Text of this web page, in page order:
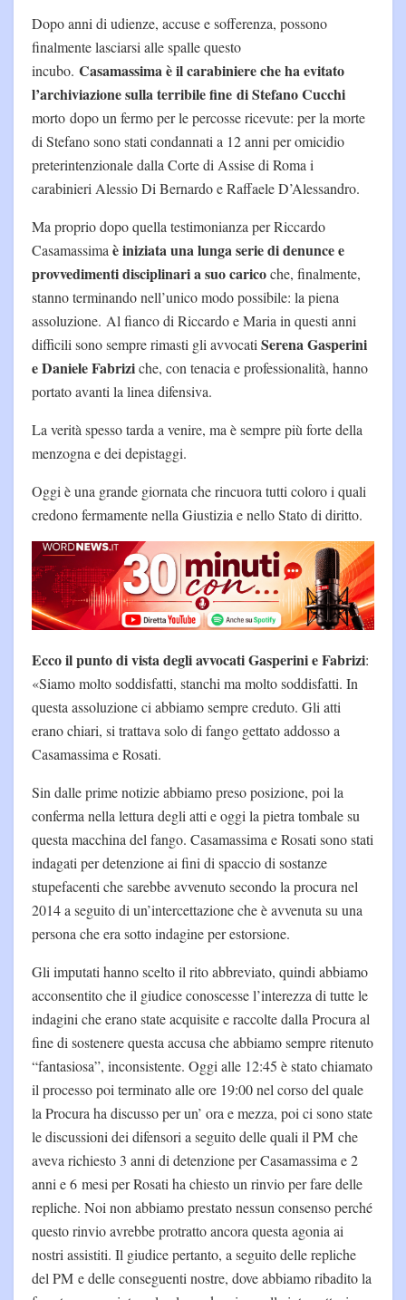
Dopo anni di udienze, accuse e sofferenza, possono
finalmente lasciarsi alle spalle questo
incubo. Casamassima è il carabiniere che ha evitato
l’archiviazione sulla terribile fine di Stefano Cucchi
morto dopo un fermo per le percosse ricevute: per la morte
di Stefano sono stati condannati a 12 anni per omicidio
preterintenzionale dalla Corte di Assise di Roma i
carabinieri Alessio Di Bernardo e Raffaele D’Alessandro.
Ma proprio dopo quella testimonianza per Riccardo
Casamassima è iniziata una lunga serie di denunce e
provvedimenti disciplinari a suo caricoche, finalmente,
stanno terminando nell’unico modo possibile: la piena
assoluzione. Al fianco di Riccardo e Maria in questi anni
difficili sono sempre rimasti gli avvocati Serena Gasperini
e Daniele Fabriziche, con tenacia e professionalità, hanno
portato avanti la linea difensiva.
La verità spesso tarda a venire, ma è sempre più forte della
menzogna e dei depistaggi.
Oggi è una grande giornata che rincuora tutti coloro i quali
credono fermamente nella Giustizia e nello Stato di diritto.
Ecco il punto di vista degli avvocati Gasperini e Fabrizi:
«Siamo molto soddisfatti, stanchi ma molto soddisfatti. In
questa assoluzione ci abbiamo sempre creduto. Gli atti
erano chiari, si trattava solo di fango gettato addosso a
Casamassima e Rosati.
Sin dalle prime notizie abbiamo preso posizione, poi la
conferma nella lettura degli atti e oggi la pietra tombale su
questa macchina del fango. Casamassima e Rosati sono stati
indagati per detenzione ai fini di spaccio di sostanze
stupefacenti che sarebbe avvenuto secondo la procura nel
2014 a seguito di un’intercettazione che è avvenuta su una
persona che era sotto indagine per estorsione.
Gli imputati hanno scelto il rito abbreviato, quindi abbiamo
acconsentito che il giudice conoscesse l’interezza di tutte le
indagini che erano state acquisite e raccolte dalla Procura al
fine di sostenere questa accusa che abbiamo sempre ritenuto
“fantasiosa”, inconsistente. Oggi alle 12:45 è stato chiamato
il processo poi terminato alle ore 19:00 nel corso del quale
la Procura ha discusso per un’ ora e mezza, poi ci sono state
le discussioni dei difensori a seguito delle quali il PM che
aveva richiesto 3 anni di detenzione per Casamassima e 2
anni e 6 mesi per Rosati ha chiesto un rinvio per fare delle
repliche. Noi non abbiamo prestato nessun consenso perché
questo rinvio avrebbe protratto ancora questa agonia ai
nostri assistiti. Il giudice pertanto, a seguito delle repliche
del PM e delle conseguenti nostre, dove abbiamo ribadito la